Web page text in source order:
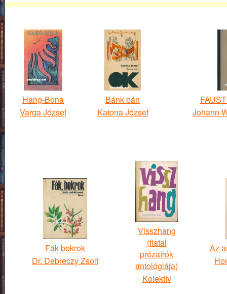
Hang-Bona
Varga József
Bánk bán
Katona József
Johann
Fák bokrok
Dr. Debreczy Zsolt
Visszhang
(fiatal
prózaírók
antológiája)
Kolektív
Az